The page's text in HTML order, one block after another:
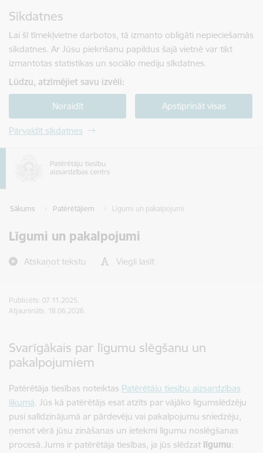
Sīkdatnes
Lai šī tīmekļvietne darbotos, tā izmanto obligāti nepieciešamās
sīkdatnes. Ar Jūsu piekrišanu papildus šajā vietnē var tikt
izmantotas statistikas un sociālo mediju sīkdatnes.
Lūdzu, atzīmējiet savu izvēli:
Noraidīt Apstiprināt visas
Pārvaldīt sīkdatnes
Sākums Patērētājiem Līgumi un pakalpojumi
Līgumi un pakalpojumi
Atskaņot tekstu Viegli lasīt
Publicēts: 07.11.2025.
Atjaunināts: 18.06.2026.
Svarīgākais par līgumu slēgšanu un
pakalpojumiem
Patērētāja tiesības noteiktas Patērētāju tiesību aizsardzības
likumā. Jūs kā patērētājs esat atzīts par vājāko līgumslēdzēju
pusi salīdzinājumā ar pārdevēju vai pakalpojumu sniedzēju,
ņemot vērā jūsu zināšanas un ietekmi līgumu noslēgšanas
procesā. Jums ir patērētāja tiesības, ja jūs slēdzat līgumu: